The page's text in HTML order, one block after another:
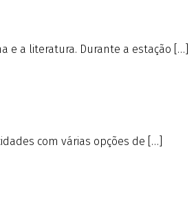
e a literatura. Durante a estação […]
com várias opções de […]